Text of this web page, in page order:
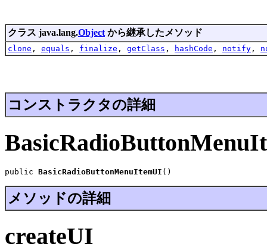
クラス java.lang.Object から継承したメソッド
clone , equals , finalize , getClass , hashCode , notify ,
コンストラクタの詳細
public BasicRadioButtonMenuItemUI ()
メソッドの詳細
createUI